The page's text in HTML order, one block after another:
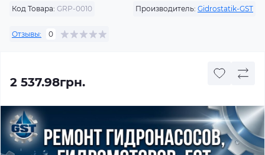
Код Товара: GRP-0010 Производитель: Gidrostatik-GST
Отзывы: 0
2 537.98грн.